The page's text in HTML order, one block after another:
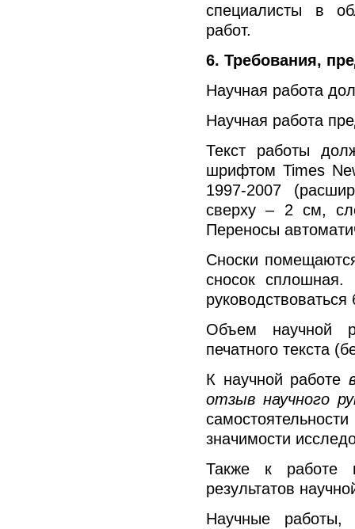
специалисты в
работ.
6. Требования,
Научная работа
Научная работа
Текст работы
шрифтом Times
1997-2007
сверху – 2 см,
Переносы
Сноски
сносок
Объем научной
печатного текста
К научной работе
отзыв научного
значимости
Также к работе
результатов
Научные работы,